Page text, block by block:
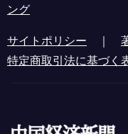
ング
サイトポリシー ｜
特定商取引法に基づく